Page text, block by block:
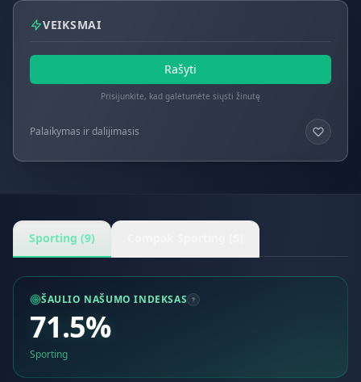
VEIKSMAI
Rašyti
Prisijunkite, kad galėtumėte siųsti žinutę
Palaikymas ir dalijimasis
Sporting (9)
ŠAULIO NAŠUMO INDEKSAS
71.5%
Sporting